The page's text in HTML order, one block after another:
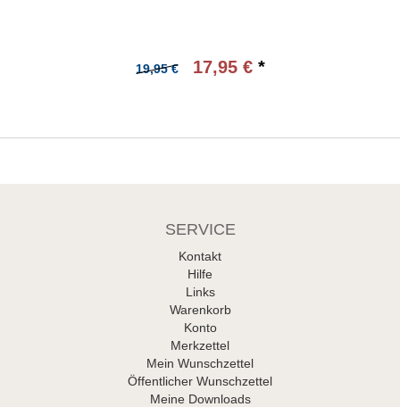
19,95 € 17,95 € *
SERVICE
Kontakt
Hilfe
Links
Warenkorb
Konto
Merkzettel
Mein Wunschzettel
Öffentlicher Wunschzettel
Meine Downloads